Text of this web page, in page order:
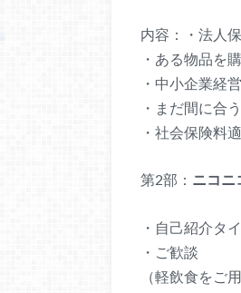
内容：・法人
・ある物品を
・中小企業経
・まだ間に合
・社会保険
第2部： ニコニ
・自己紹介タ
・ご歓談
（軽飲食をご